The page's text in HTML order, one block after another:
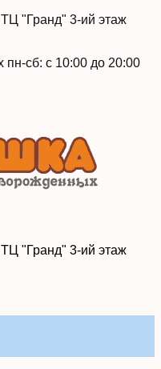
ТЦ "Гранд" 3-ий этаж
сб: с 10:00 до 20:00
ТЦ "Гранд" 3-ий этаж